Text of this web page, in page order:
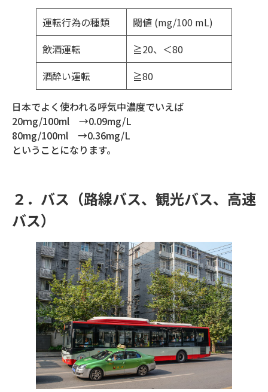
運転行為の種類
閾値 (mg/100 mL)
飲酒運転
≧20、＜80
酒酔い運転
≧80
日本でよく使われる呼気中濃度でいえば
20ｍg/100ml →0.09mg/L
80mg/100ml →0.36mg/L
ということになります。
２．バス（路線バス、観光バス、高速
バス）